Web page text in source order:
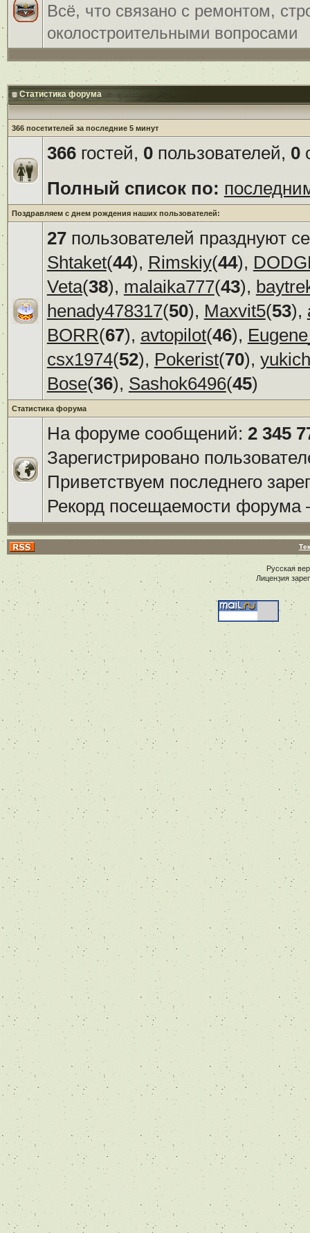
Всё, что связано с ремонтом,
околостроительными вопросами
Статистика форума
366 посетителей за последние 5 минут
366гостей, 0пользователей, 0
Полный список по:
Поздравляем с днем рождения наших пользователей:
27пользователей празднуют
Shtaket(44), Rimskiy(44),
Veta(38), malaika777(43),
henady478317(50), Maxvit5(53),
BORR(67), avtopilot(46),
csx1974(52), Pokerist(70), yukich
Bose(36), Sashok6496(45)
Статистика форума
На форуме сообщений: 2 345
Зарегистрировано
Приветствуем последнего
Рекорд посещаемости
Русская
Лицензия